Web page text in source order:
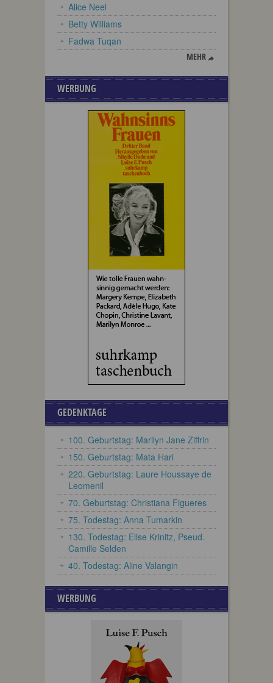
Alice Neel
Betty Williams
Fadwa Tuqan
MEHR
WERBUNG
GEDENKTAGE
100. Geburtstag: Marilyn Jane Ziffrin
150. Geburtstag: Mata Hari
220. Geburtstag: Laure Houssaye de
Leomenil
70. Geburtstag: Christiana Figueres
75. Todestag: Anna Tumarkin
130. Todestag: Elise Krinitz, Pseud.
Camille Selden
40. Todestag: Aline Valangin
WERBUNG